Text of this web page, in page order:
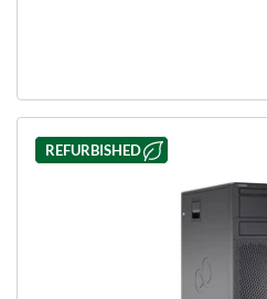
REFURBISHED